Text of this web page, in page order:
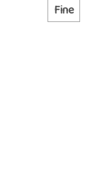
Fine